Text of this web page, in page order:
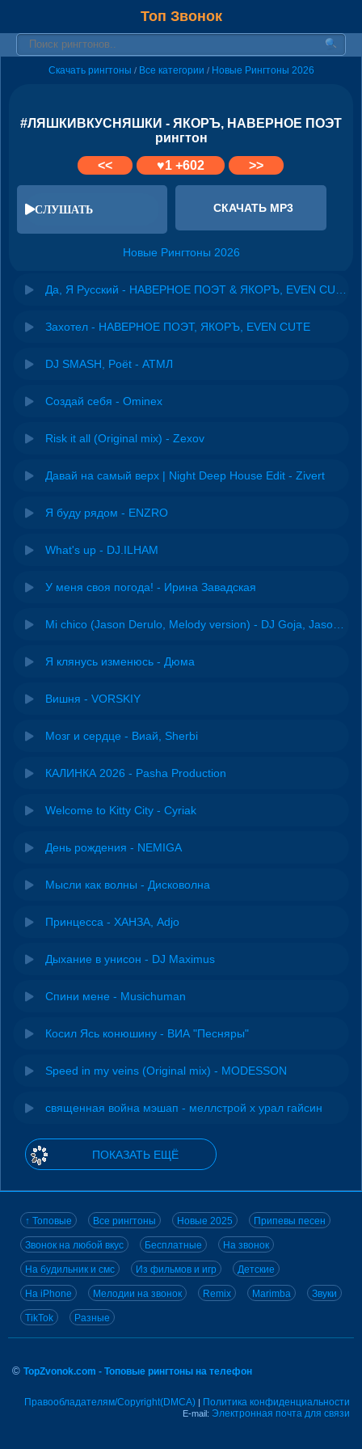
Топ Звонок
Скачать рингтоны / Все категории / Новые Рингтоны 2026
#ЛЯШКИВКУСНЯШКИ - ЯКОРЪ, НАВЕРНОЕ ПОЭТ
рингтон
<<
♥1+602 >>
СЛУШАТЬ СКАЧАТЬ MP3
Новые Рингтоны 2026
Захотел - НАВЕРНОЕ ПОЭТ, ЯКОРЪ, EVEN CUTE
DJ SMASH, Poёt - АТМЛ
Создай себя - Ominex
Risk it all (Original mix) - Zexov
Давай на самый верх | Night Deep House Edit - Zivert
Я буду рядом - ENZRO
What's up - DJ.ILHAM
У меня своя погода! - Ирина Завадская
Я клянусь изменюсь - Дюма
Вишня - VORSKIY
Мозг и сердце - Виай, Sherbi
КАЛИНКА 2026 - Pasha Production
Welcome to Kitty City - Cyriak
День рождения - NEMIGA
Мысли как волны - Дисковолна
Принцесса - ХАНЗА, Adjo
Дыхание в унисон - DJ Maximus
Спини мене - Musichuman
Косил Ясь конюшину - ВИА "Песняры"
Speed in my veins (Original mix) - MODESSON
священная война мэшап - меллстрой х урал гайсин
ПОКАЗАТЬ ЕЩЁ
↑ Топовые Все рингтоны Новые 2025 Припевы песен
Звонок на любой вкус Бесплатные На звонок
На будильник и смс Из фильмов и игр Детские
На iPhone Мелодии на звонок Remix Marimba Звуки
TikTok Разные
© TopZvonok.com - Топовые рингтоны на телефон
Правообладателям/Copyright(DMCA) | Политика конфиденциальности
E-mail: Электронная почта для связи